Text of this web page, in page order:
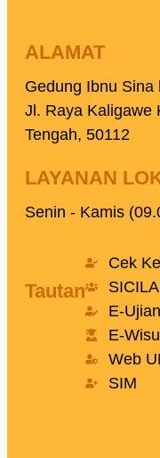
ALAMAT
Gedung Ibnu
Jl. Raya Kaligawe
Tengah, 50112
LAYANAN
Senin - Kamis
Tautan
Cek
E-Ujian
E-
Web
SIM